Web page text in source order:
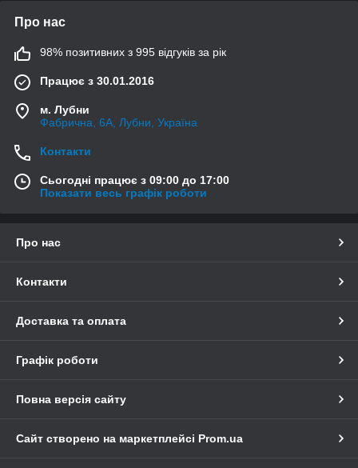
Про нас
98% позитивних з 995 відгуків за рік
Працює з 30.01.2016
м. Лубни
Фабрична, 6А, Лубни, Україна
Контакти
Сьогодні працює з 09:00 до 17:00
Показати весь графік роботи
Про нас
Контакти
Доставка та оплата
Графік роботи
Повна версія сайту
Сайт створено на маркетплейсі Prom.ua